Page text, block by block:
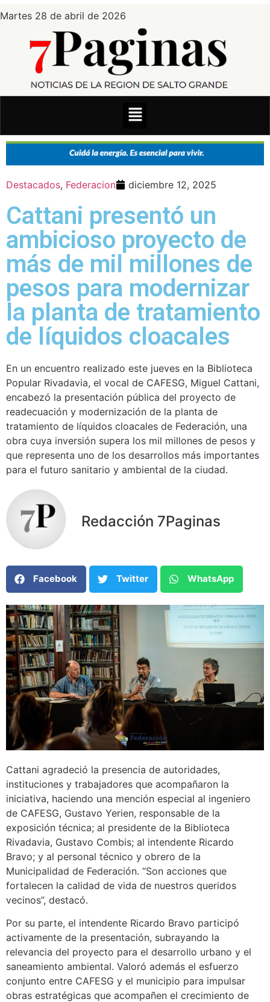
Martes 28 de abril de 2026
Destacados, Federacion diciembre 12, 2025
Cattani presentó un
ambicioso proyecto de
más de mil millones de
pesos para modernizar
la planta de tratamiento
de líquidos cloacales
En un encuentro realizado este jueves en la Biblioteca
Popular Rivadavia, el vocal de CAFESG, Miguel Cattani,
encabezó la presentación pública del proyecto de
readecuación y modernización de la planta de
tratamiento de líquidos cloacales de Federación, una
obra cuya inversión supera los mil millones de pesos y
que representa uno de los desarrollos más importantes
para el futuro sanitario y ambiental de la ciudad.
Redacción 7Paginas
Facebook Twitter WhatsApp
Cattani agradeció la presencia de autoridades,
instituciones y trabajadores que acompañaron la
iniciativa, haciendo una mención especial al ingeniero
de CAFESG, Gustavo Yerien, responsable de la
exposición técnica; al presidente de la Biblioteca
Rivadavia, Gustavo Combis; al intendente Ricardo
Bravo; y al personal técnico y obrero de la
Municipalidad de Federación. “Son acciones que
fortalecen la calidad de vida de nuestros queridos
vecinos”, destacó.
Por su parte, el intendente Ricardo Bravo participó
activamente de la presentación, subrayando la
relevancia del proyecto para el desarrollo urbano y el
saneamiento ambiental. Valoró además el esfuerzo
conjunto entre CAFESG y el municipio para impulsar
obras estratégicas que acompañen el crecimiento de